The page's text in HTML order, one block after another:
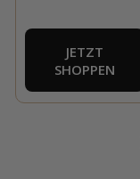
JETZT
SHOPPEN